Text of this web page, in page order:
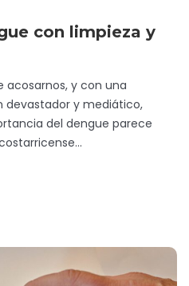
con limpieza y
acosarnos, y con una
devastador y mediático,
del dengue parece